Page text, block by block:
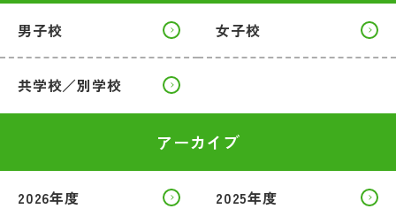
男子校 女子校
共学校／別学校
アーカイブ
2026年度 2025年度